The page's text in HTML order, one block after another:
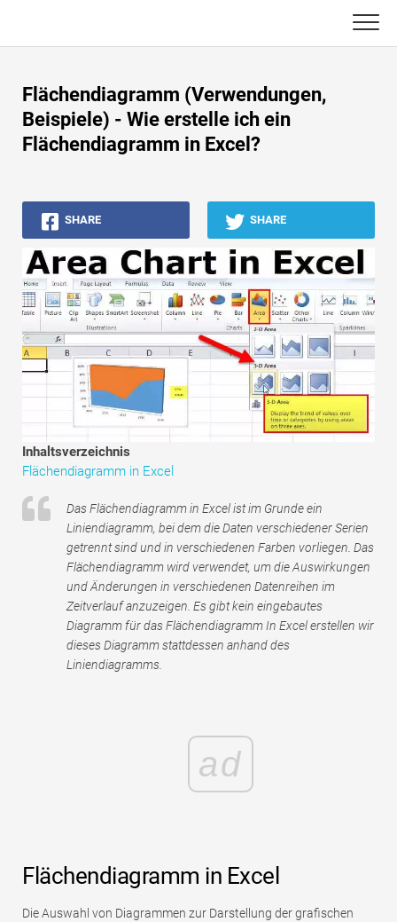
content
Buchhaltungs-Tutorials
Asset Management-Tutorials
Excel, VBA & Power BI
Investment Banking Tutorials
Top Bücher
Finanzkarriere-Leitfäden
Ressourcen für die Finanzzertifizierung
Tutorials zur Finanzmodellierung
Vollständige Form
Flächendiagramm (Verwendungen,
Beispiele) - Wie erstelle ich ein
Flächendiagramm in Excel?
SHARE SHARE
Inhaltsverzeichnis
Flächendiagramm in Excel
Das Flächendiagramm in Excel ist im Grunde ein
Liniendiagramm, bei dem die Daten verschiedener Serien
getrennt sind und in verschiedenen Farben vorliegen. Das
Flächendiagramm wird verwendet, um die Auswirkungen
und Änderungen in verschiedenen Datenreihen im
Zeitverlauf anzuzeigen. Es gibt kein eingebautes
Diagramm für das Flächendiagramm In Excel erstellen wir
dieses Diagramm stattdessen anhand des
Liniendiagramms.
ad
Flächendiagramm in Excel
Die Auswahl von Diagrammen zur Darstellung der grafischen